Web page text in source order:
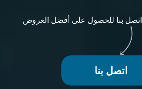
اتصل بنا للحصول على أفضل العروض
اتصل بنا